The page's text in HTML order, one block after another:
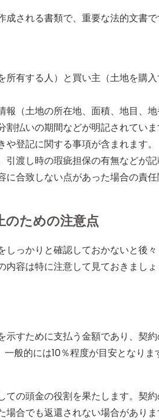
される書類で、重要な法的文書
有する人）と買い主（土地を購
（土地の所在地、面積、地目、地
払いの期間などが明記されていま
登記に関する事項が含まれます。
渡し時の瑕疵担保の有無などが記
合致しない点があった場合の責任
のための注意点
っかりと確認しておかないと後
容は特に注意して見ておきましょ
すために支払う金額であり、契
般的には10％程度が目安となりま
ての頭金の役割を果たします。契
合でも返還されない場合がありま